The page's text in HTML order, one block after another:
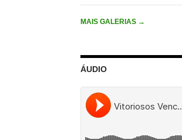
MAIS GALERIAS →
ÁUDIO